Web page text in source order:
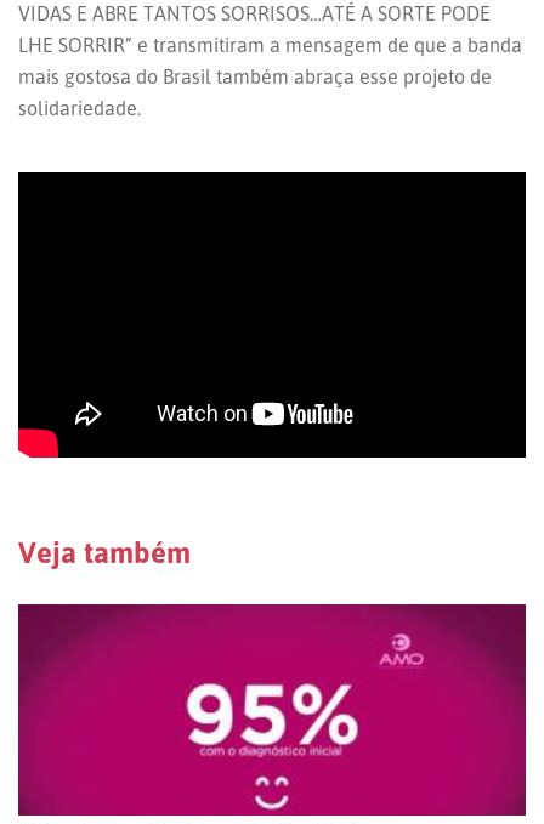
VIDAS E ABRE TANTOS SORRISOS…ATÉ A SORTE PODE
LHE SORRIR” e transmitiram a mensagem de que a banda
mais gostosa do Brasil também abraça esse projeto de
solidariedade.
Veja também